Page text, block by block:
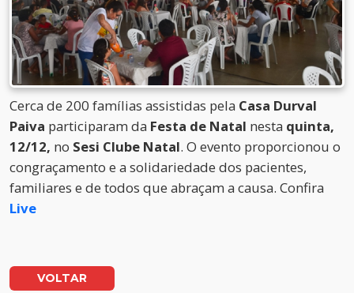
Cerca de 200 famílias assistidas pela Casa Durval
Paiva participaram da Festa de Natal nesta quinta,
12/12, no Sesi Clube Natal. O evento proporcionou o
congraçamento e a solidariedade dos pacientes,
familiares e de todos que abraçam a causa. Confira
Live
VOLTAR